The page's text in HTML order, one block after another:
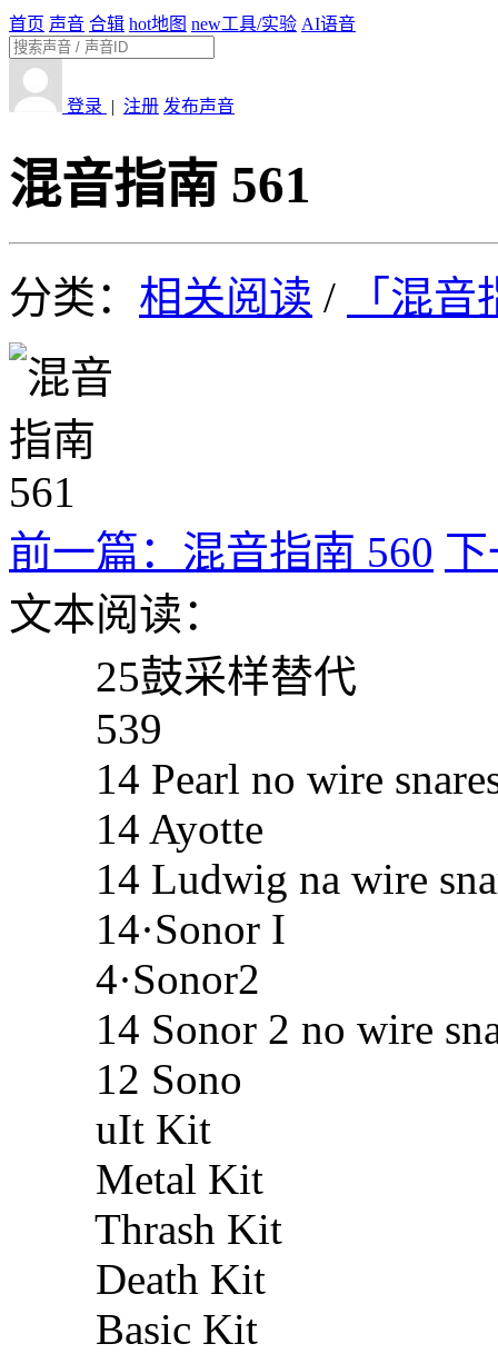
首页 声音 合辑 hot地图 new工具/实验 AI语音
登录 | 注册 发布声音
混音指南 561
分类： 相关阅读 / 「混
前一篇：混音指南 560
文本阅读：
25鼓采样替代
539
14 Pearl no wire
14 Ayotte
14 Ludwig na wire
14·Sonor I
4·Sonor2
14 Sonor 2 no wire
12 Sono
uIt Kit
Metal Kit
Thrash Kit
Death Kit
Basic Kit